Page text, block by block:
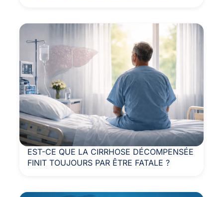
EST-CE QUE LA CIRRHOSE DÉCOMPENSÉE
FINIT TOUJOURS PAR ÊTRE FATALE ?